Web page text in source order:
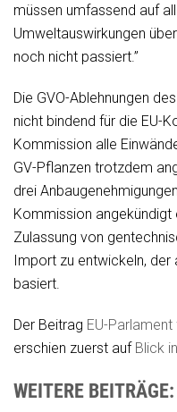
müssen umfassend auf
Umweltauswirkungen
noch nicht passiert.”
Die GVO-Ablehnungen
nicht bindend für die EU-
Kommission alle
GV-Pflanzen trotzdem
drei
Kommission angekündigt
Zulassung von
Import zu entwickeln, der
basiert.
Der Beitrag EU-
erschien zuerst auf Blick
WEITERE BEITRÄGE: